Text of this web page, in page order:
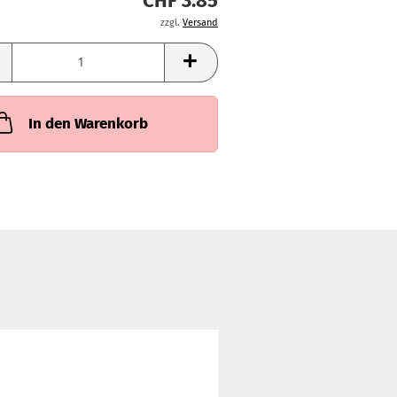
zzgl. Versand
In den Warenkorb